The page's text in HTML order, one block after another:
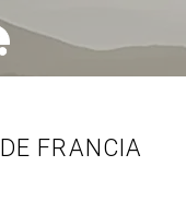
FRANCIA